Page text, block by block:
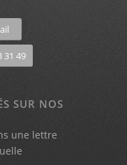
31 49
SUR NOS
une lettre